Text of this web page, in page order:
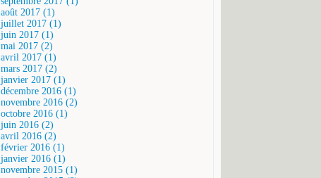
août 2017 (1)
juillet 2017 (1)
juin 2017 (1)
mai 2017 (2)
avril 2017 (1)
mars 2017 (2)
janvier 2017 (1)
décembre 2016 (1)
novembre 2016 (2)
octobre 2016 (1)
juin 2016 (2)
avril 2016 (2)
février 2016 (1)
janvier 2016 (1)
novembre 2015 (1)